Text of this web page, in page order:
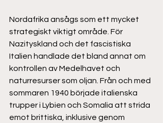
Nordafrika ansågs som ett mycket
strategiskt viktigt område. För
Nazityskland och det fascistiska
Italien handlade det bland annat om
kontrollen av Medelhavet och
naturresurser som oljan. Från och med
sommaren 1940 började italienska
trupper i Lybien och Somalia att strida
emot brittiska, inklusive genom